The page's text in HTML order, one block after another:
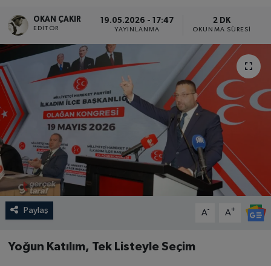
OKAN ÇAKIR
EDITÖR
19.05.2026 - 17:47
YAYINLANMA
2 DK
OKUNMA SÜRESI
Paylaş A- A+
Yoğun Katılım, Tek Listeyle Seçim
EKONOMİ
TEKNOLOJİ
YAŞAM
YEMEK